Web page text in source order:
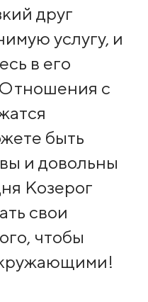
друг
услугу, и
в его
с
быть
и довольны
Козерог
свои
чтобы